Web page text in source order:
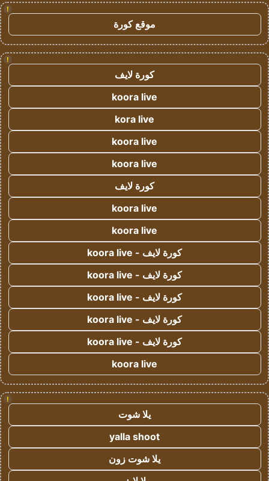
!
موقع كورة
!
كورة لايف
koora live
kora live
koora live
koora live
كورة لايف
koora live
koora live
كورة لايف - koora live
كورة لايف - koora live
كورة لايف - koora live
كورة لايف - koora live
كورة لايف - koora live
koora live
!
يلا شوت
yalla shoot
يلا شوت زون